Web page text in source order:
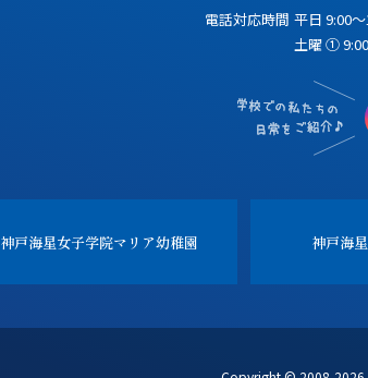
電話対応時間 平日 9:00
土曜 ①
神戸海星女子学院マリア幼稚園 神戸海